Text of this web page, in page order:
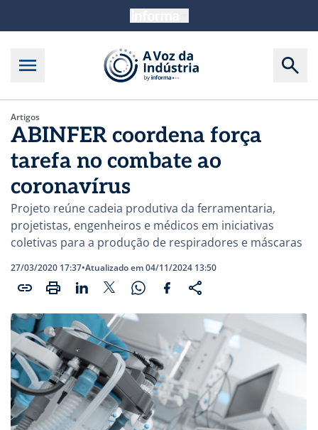
Artigos
ABINFER coordena força
tarefa no combate ao
coronavírus
Projeto reúne cadeia produtiva da ferramentaria,
projetistas, engenheiros e médicos em iniciativas
coletivas para a produção de respiradores e máscaras
27/03/2020 17:37•Atualizado em 04/11/2024 13:50